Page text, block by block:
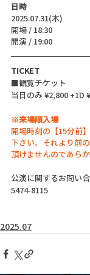
日時
2025.07.31(木)
開場 / 18:30
開演 / 19:00
TICKET
■観覧チケット
当日のみ ¥2,800 +1D
※来場順入場
開場時刻の【15分前
下さい。それより前
頂けませんのであら
公演に関するお問い
5474-8115
2025.07